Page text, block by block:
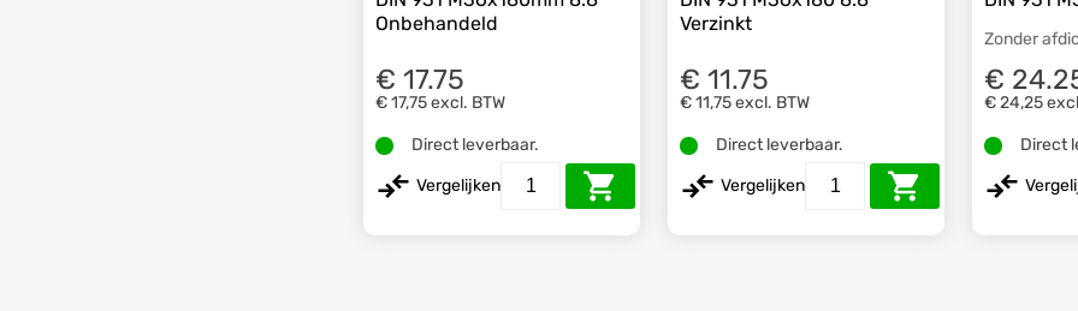
Onbehandeld
€ 17.75
€ 17,75 excl. BTW
Direct leverbaar.
Vergelijken
Verzinkt
€ 11.75
€ 11,75 excl. BTW
Direct leverbaar.
Vergelijken
Zonder
€
€ 24,25
Direct